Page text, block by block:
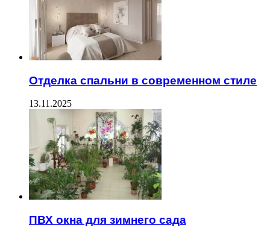
Отделка спальни в современном стиле
13.11.2025
ПВХ окна для зимнего сада